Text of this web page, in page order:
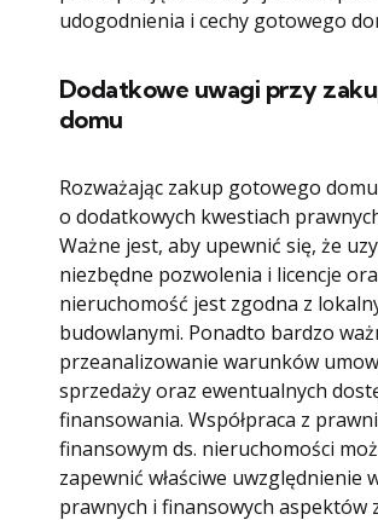
udogodnienia i cechy gotowego
Dodatkowe uwagi przy
domu
Rozważając zakup gotowego
o dodatkowych kwestiach
Ważne jest, aby upewnić się, że
niezbędne pozwolenia i licencje
nieruchomość jest zgodna z
budowlanymi. Ponadto bardzo
przeanalizowanie warunków
sprzedaży oraz ewentualnych
finansowania. Współpraca z
finansowym ds. nieruchomości
zapewnić właściwe uwzględnienie
prawnych i finansowych aspektów